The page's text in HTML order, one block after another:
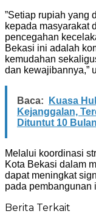
​”Setiap rupiah yang
kepada masyarakat
pencegahan
Bekasi ini adalah
kemudahan
dan kewajibannya,”
Baca:
Kuasa
Kejanggalan,
Dituntut 10
​​Melalui koordinasi
Kota Bekasi dalam
dapat meningkat
pada pembangunan
Berita Terkait